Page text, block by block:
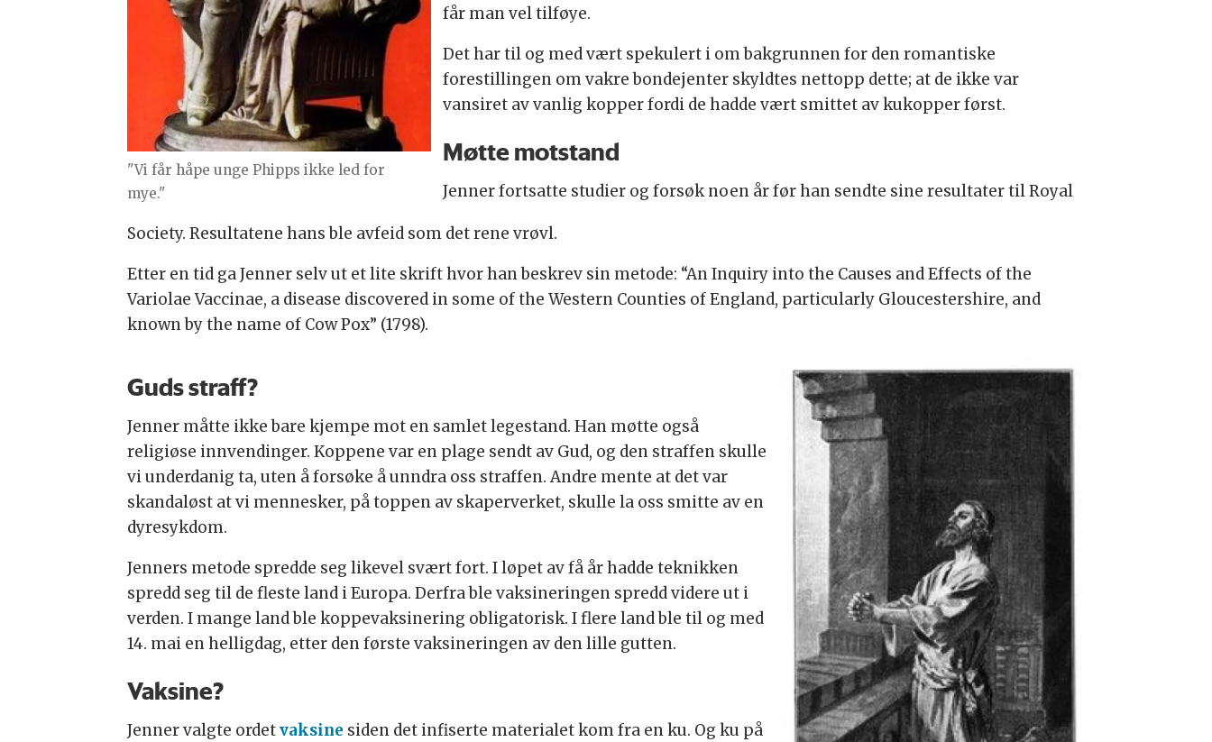
"Vi får håpe unge Phipps ikke led for
mye."
får man vel tilføye.
Det har til og med vært spekulert i om bakgrunnen for den romantiske
forestillingen om vakre bondejenter skyldtes nettopp dette; at de ikke var
vansiret av vanlig kopper fordi de hadde vært smittet av kukopper først.
Møtte motstand
Jenner fortsatte studier og forsøk noen år før han sendte sine resultater til Royal
Society. Resultatene hans ble avfeid som det rene vrøvl.
Etter en tid ga Jenner selv ut et lite skrift hvor han beskrev sin metode: “An Inquiry into the Causes and Effects of the
Variolae Vaccinae, a disease discovered in some of the Western Counties of England, particularly Gloucestershire, and
known by the name of Cow Pox” (1798).
Guds straff?
Jenner måtte ikke bare kjempe mot en samlet legestand. Han møtte også
religiøse innvendinger. Koppene var en plage sendt av Gud, og den straffen skulle
vi underdanig ta, uten å forsøke å unndra oss straffen. Andre mente at det var
skandaløst at vi mennesker, på toppen av skaperverket, skulle la oss smitte av en
dyresykdom.
Jenners metode spredde seg likevel svært fort. I løpet av få år hadde teknikken
spredd seg til de fleste land i Europa. Derfra ble vaksineringen spredd videre ut i
verden. I mange land ble koppevaksinering obligatorisk. I flere land ble til og med
14. mai en helligdag, etter den første vaksineringen av den lille gutten.
Vaksine?
Jenner valgte ordetvaksine siden det infiserte materialet kom fra en ku. Og ku på